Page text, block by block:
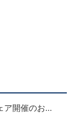
催のお知らせ